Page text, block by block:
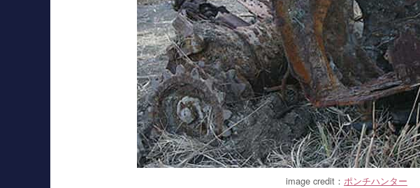
image credit： ポンチハンター